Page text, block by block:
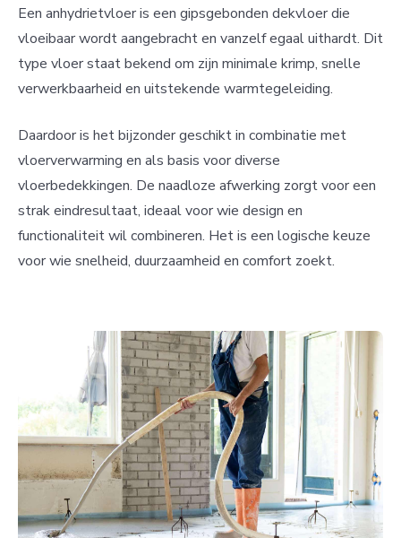
Een anhydrietvloer is een gipsgebonden dekvloer die
vloeibaar wordt aangebracht en vanzelf egaal uithardt. Dit
type vloer staat bekend om zijn minimale krimp, snelle
verwerkbaarheid en uitstekende warmtegeleiding.
Daardoor is het bijzonder geschikt in combinatie met
vloerverwarming en als basis voor diverse
vloerbedekkingen. De naadloze afwerking zorgt voor een
strak eindresultaat, ideaal voor wie design en
functionaliteit wil combineren. Het is een logische keuze
voor wie snelheid, duurzaamheid en comfort zoekt.